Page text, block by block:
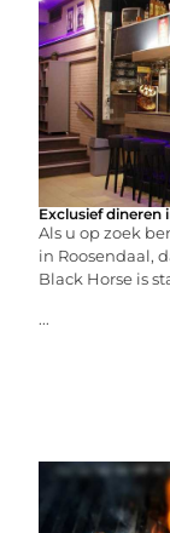
Exclusief dineren
Als u op zoek
in Roosendaal,
Black Horse is
...